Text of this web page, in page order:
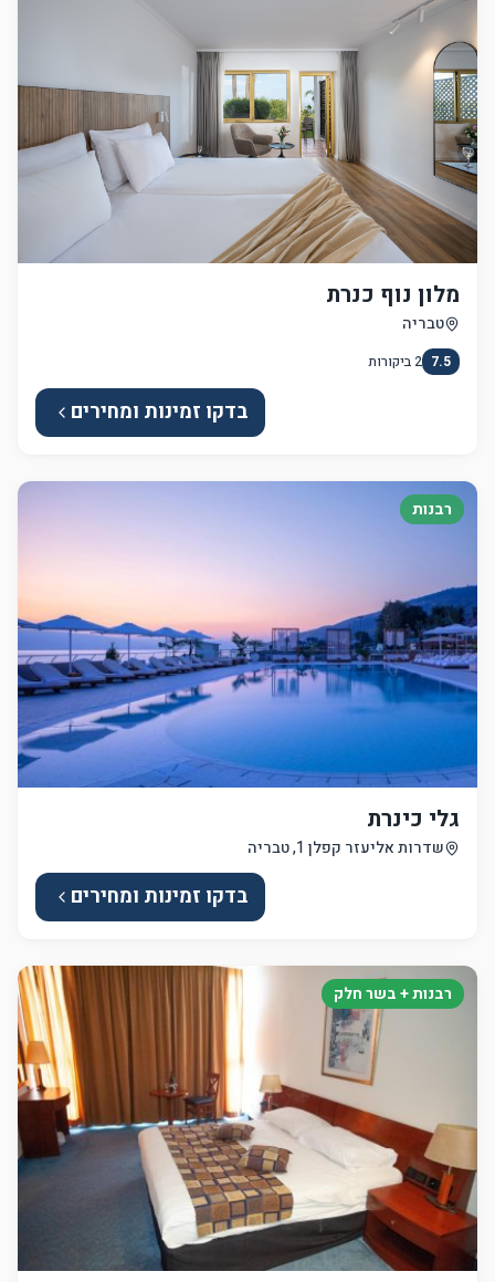
מלון נוף כנרת
טבריה
7.5
2 ביקורות
בדקו זמינות ומחירים
רבנות
גלי כינרת
שדרות אליעזר קפלן 1, טבריה
בדקו זמינות ומחירים
רבנות + בשר חלק